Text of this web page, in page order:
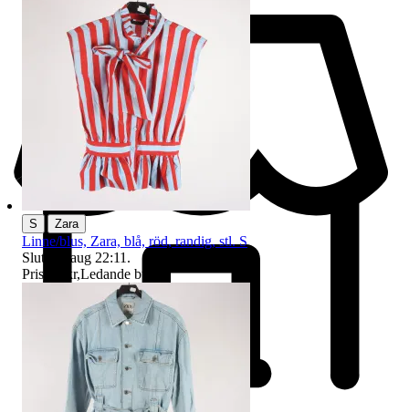
S Zara
Linne/blus, Zara, blå, röd, randig, stl. S
Sluttid
9 aug 22:11 .
Pris:
60 kr,Ledande bud